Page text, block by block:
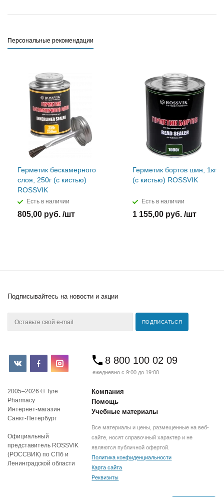
Персональные рекомендации
Герметик бескамерного
слоя, 250г (с кистью)
ROSSVIK
Есть в наличии
805,00 руб. /шт
Герметик бортов шин, 1кг
(с кистью) ROSSVIK
Есть в наличии
1 155,00 руб. /шт
Подписывайтесь на новости и акции
8 800 100 02 09
ежедневно с 9:00 до 19:00
2005–2026 © Tyre
Pharmacy
Интернет-магазин
Санкт-Петербург
Официальный
представитель ROSSVIK
(РОССВИК) по СПб и
Ленинградской области
Компания
Помощь
Учебные материалы
Все материалы и цены, размещенные на веб-
сайте, носят справочный характер и не
являются публичной офертой.
Политика конфиденциальности
Карта сайта
Реквизиты